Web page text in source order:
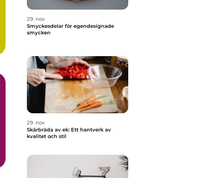
29. nov
Smyckesdelar för egendesignade
smycken
29. nov
Skärbräda av ek: Ett hantverk av
kvalitet och stil